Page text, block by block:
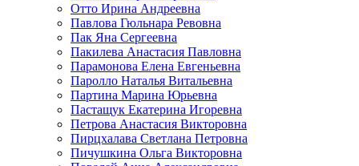
Отто Ирина Андреевна
Павлова Гюльнара Ревовна
Пак Яна Сергеевна
Пакилева Анастасия Павловна
Парамонова Елена Евгеньевна
Паролло Наталья Витальевна
Партина Марина Юрьевна
Пастащук Екатерина Игоревна
Петрова Анастасия Викторовна
Пирцхалава Светлана Петровна
Пичушкина Ольга Викторовна